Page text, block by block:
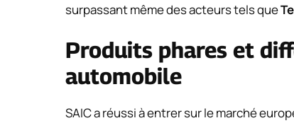
surpassant même des acteurs tels que
Produits phares et
automobile
SAIC a réussi à entrer sur le marché